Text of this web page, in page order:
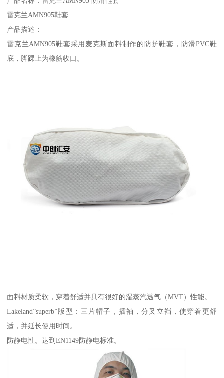
雷克兰AMN905鞋套
产品描述：
雷克兰AMN905鞋套采用麦克斯面料制作的防护鞋套，防滑PVC鞋
底，脚踝上为橡筋收口。
面料材质柔软，穿着舒适并具有很好的湿蒸汽透气（MVT）性能。
Lakeland”superb”版型：三片帽子，插袖，分叉立裆，使穿着更舒
适，并延长使用时间。
防静电性。达到EN1149防静电标准。